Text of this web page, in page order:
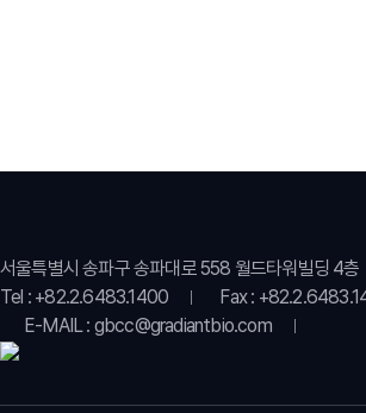
서울특별시 송파구 송파대로 558 월드타워빌딩 4층
Tel : +82.2.6483.1400
Fax :
E-MAIL : gbcc@gradiantbio.com